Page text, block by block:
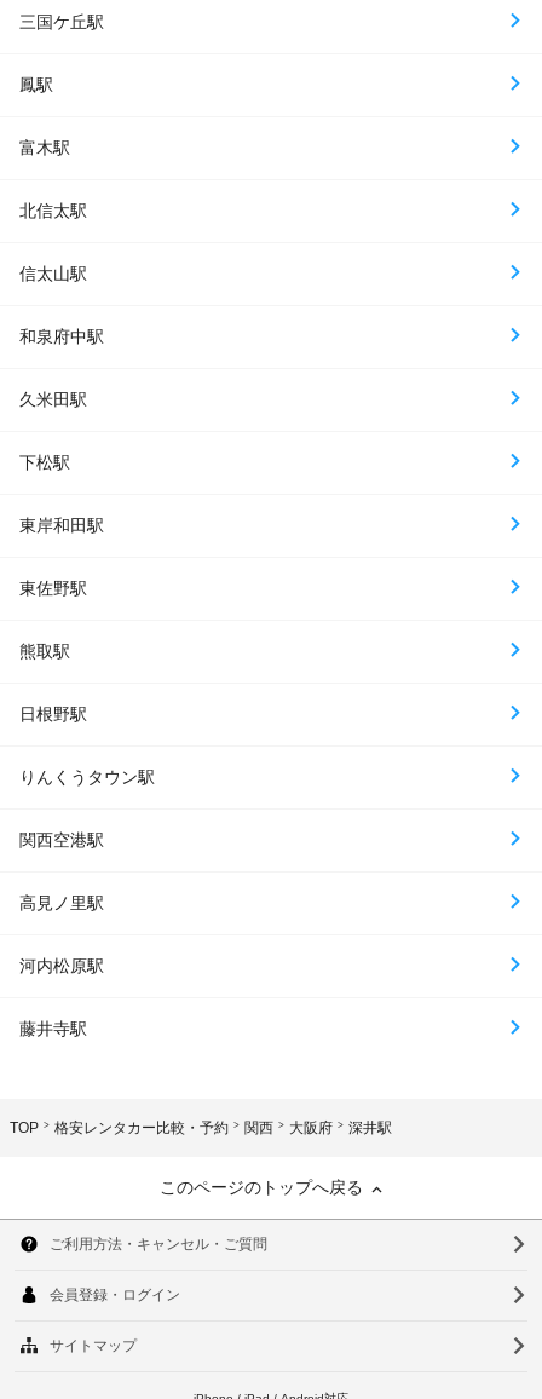
三国ケ丘駅
鳳駅
富木駅
北信太駅
信太山駅
和泉府中駅
久米田駅
下松駅
東岸和田駅
東佐野駅
熊取駅
日根野駅
りんくうタウン駅
関西空港駅
高見ノ里駅
河内松原駅
藤井寺駅
TOP 格安レンタカー比較・予約 関西 大阪府 深井駅
このページのトップへ戻る